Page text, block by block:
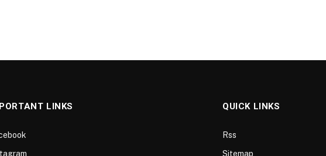
LINKS QUICK LINKS
Rss
Sitemap